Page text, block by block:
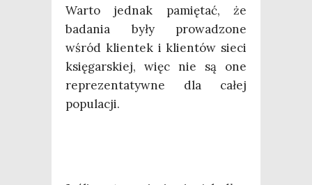
War­to jed­nak pamię­tać, że
bada­nia były pro­wa­dzo­ne
wśród klien­tek i klien­tów sie­ci
księ­gar­skiej, więc nie są one
repre­zen­ta­tyw­ne dla całej
populacji.